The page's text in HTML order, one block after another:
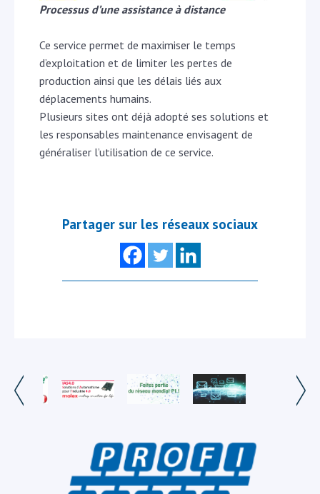
Processus d’une assistance à distance
Ce service permet de maximiser le temps
d’exploitation et de limiter les pertes de
production ainsi que les délais liés aux
déplacements humains.
Plusieurs sites ont déjà adopté ses solutions et
les responsables maintenance envisagent de
généraliser l’utilisation de ce service.
Partager sur les réseaux sociaux